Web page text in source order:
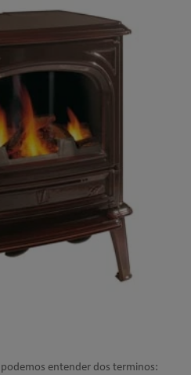
entender dos terminos: